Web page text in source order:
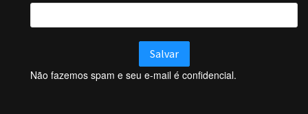
Não fazemos spam e seu e-mail é confidencial.